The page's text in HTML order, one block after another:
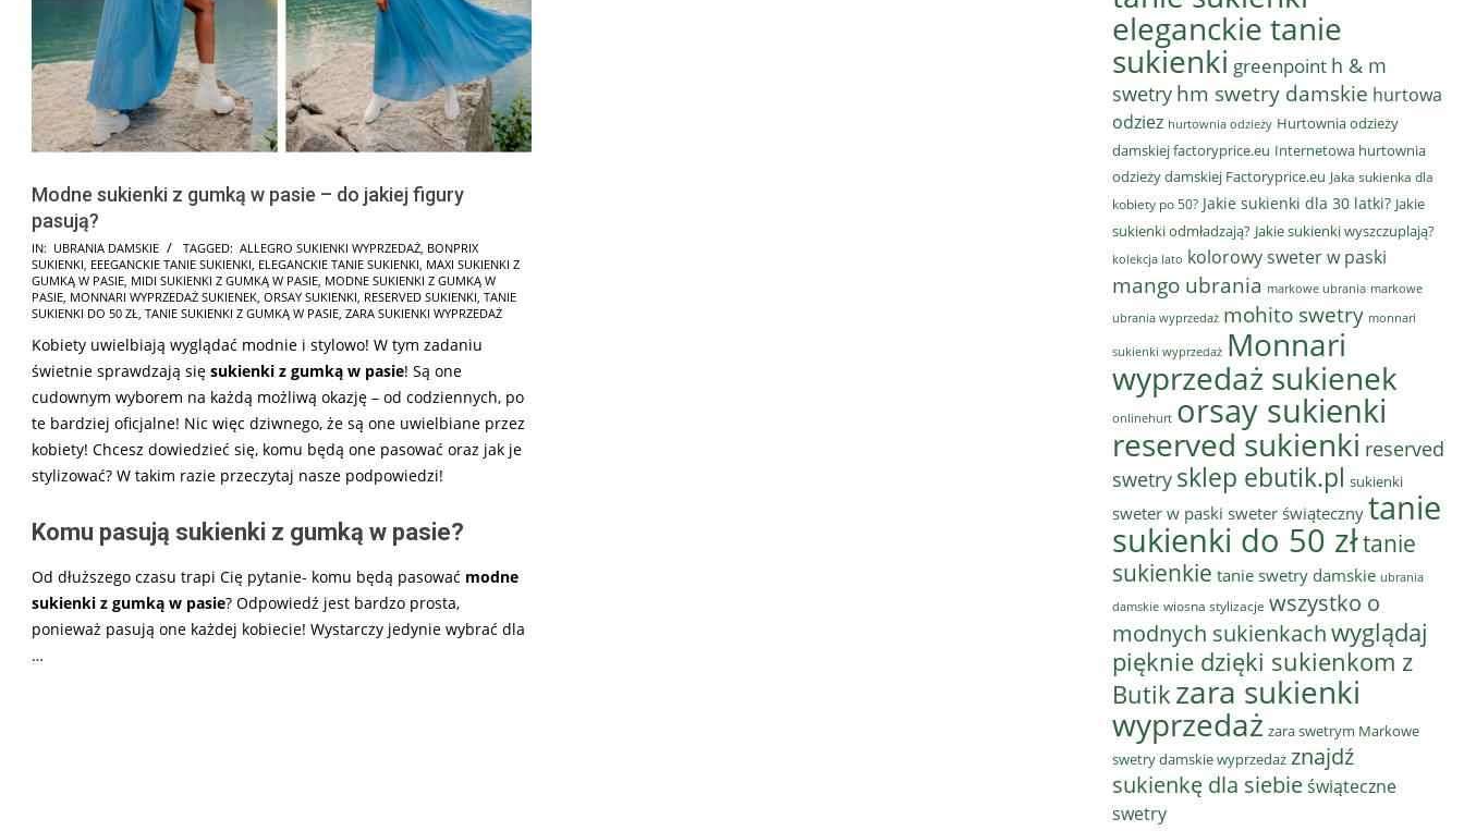
Modne sukienki z gumką w pasie – do jakiej figury
pasują?
2025-
08-
16
IN: UBRANIA DAMSKIE TAGGED: ALLEGRO SUKIENKI WYPRZEDAŻ BONPRIX
SUKIENKI EEEGANCKIE TANIE SUKIENKI ELEGANCKIE TANIE SUKIENKI MAXI SUKIENKI Z
GUMKĄ W PASIE MIDI SUKIENKI Z GUMKĄ W PASIE MODNE SUKIENKI Z GUMKĄ W
PASIE MONNARI WYPRZEDAŻ SUKIENEK ORSAY SUKIENKI RESERVED SUKIENKI TANIE
SUKIENKI DO 50 ZŁ TANIE SUKIENKI Z GUMKĄ W PASIE ZARA SUKIENKI WYPRZEDAŻ
Kobiety uwielbiają wyglądać modnie i stylowo! W tym zadaniu
świetnie sprawdzają się sukienki z gumką w pasie! Są one
cudownym wyborem na każdą możliwą okazję – od codziennych, po
te bardziej oficjalne! Nic więc dziwnego, że są one uwielbiane przez
kobiety! Chcesz dowiedzieć się, komu będą one pasować oraz jak je
stylizować? W takim razie przeczytaj nasze podpowiedzi!
Komu pasują sukienki z gumką w pasie?
Od dłuższego czasu trapi Cię pytanie- komu będą pasować modne
sukienki z gumką w pasie? Odpowiedź jest bardzo prosta,
ponieważ pasują one każdej kobiecie! Wystarczy jedynie wybrać dla
…
eleganckie tanie
sukienki greenpoint h & m
swetry hm swetry damskie hurtowa
odziez hurtownia odzieży Hurtownia odzieży
damskiej factoryprice.eu Internetowa hurtownia
odzieży damskiej Factoryprice.eu Jaka sukienka dla
kobiety po 50? Jakie sukienki dla 30 latki? Jakie
sukienki odmładzają? Jakie sukienki wyszczuplają?
kolekcja lato kolorowy sweter w paski
mango ubrania markowe ubrania markowe
ubrania wyprzedaż mohito swetry monnari
sukienki wyprzedaż Monnari
wyprzedaż sukienek
onlinehurt orsay sukienki
reserved sukienki reserved
swetry sklep ebutik.pl sukienki
sweter w paski sweter świątecznytanie
sukienki do 50 złtanie
sukienkie tanie swetry damskie ubrania
damskie wiosna stylizacje wszystko o
modnych sukienkachwyglądaj
pięknie dzięki sukienkom z
Butik zara sukienki
wyprzedaż zara swetrym Markowe
swetry damskie wyprzedaż znajdź
sukienkę dla siebieświąteczne
swetry